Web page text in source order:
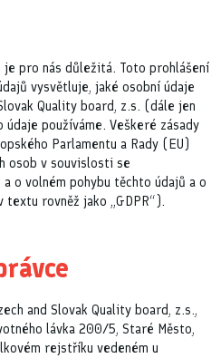
je pro nás důležitá. Toto prohlášení
vysvětluje, jaké osobní údaje
Quality board, z.s. (dále jen
údaje používáme. Veškeré zásady
Parlamentu a Rady (EU)
osob v souvislosti se
o volném pohybu těchto údajů a o
rovněž jako „GDPR“).
and Slovak Quality board, z.s.,
lávka 200/5, Staré Město,
rejstříku vedeném u